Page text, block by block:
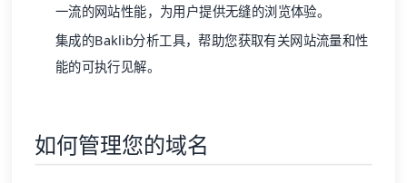
一流的网站性能，为用户提供无缝的浏览体验。
集成的Baklib分析工具，帮助您获取有关网站流量和性
能的可执行见解。
如何管理您的域名